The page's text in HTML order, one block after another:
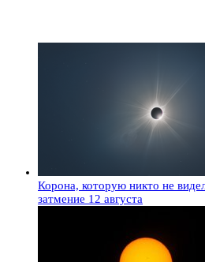
Корона, которую никто не
затмение 12 августа